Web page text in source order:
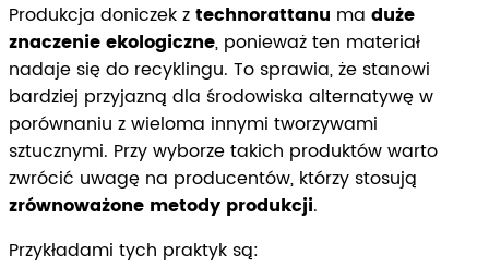
Produkcja doniczek ztechnorattanu ma duże
znaczenie ekologiczne, ponieważ ten materiał
nadaje się do recyklingu. To sprawia, że stanowi
bardziej przyjazną dla środowiska alternatywę w
porównaniu z wieloma innymi tworzywami
sztucznymi. Przy wyborze takich produktów warto
zwrócić uwagę na producentów, którzy stosują
zrównoważone metody produkcji.
Przykładami tych praktyk są: